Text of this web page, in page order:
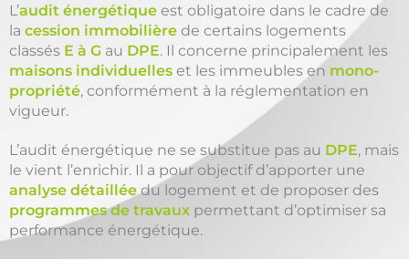
L’audit énergétique est obligatoire dans le cadre de
la cession immobilière de certains logements
classés E à G au DPE. Il concerne principalement les
maisons individuelles et les immeubles en mono-
propriété, conformément à la réglementation en
vigueur.
L’audit énergétique ne se substitue pas au DPE, mais
le vient l’enrichir. Il a pour objectif d’apporter une
analyse détailléedu logement et de proposer des
programmes de travaux permettant d’optimiser sa
performance énergétique.